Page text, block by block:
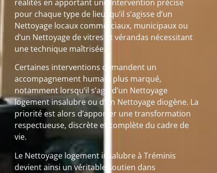
réalités en apportant une intervention précise
pour chaque type de lieu, qu’il s’agisse d’un
Nettoyage locaux commerciaux, municipaux ou
d’un Nettoyage de vitres et vérandas nécessitant
une technique maîtrisée.
Certaines interventions demandent un
accompagnement humain plus marqué,
notamment lorsqu’il s’agit d’un Nettoyage
logement insalubre ou d’un Nettoyage diogène. La
priorité est alors d’apporter une transformation
respectueuse, discrète et complète du cadre de
vie.
Le Nettoyage logement insalubre à Tréminis
devient ainsi un véritable soutien dans